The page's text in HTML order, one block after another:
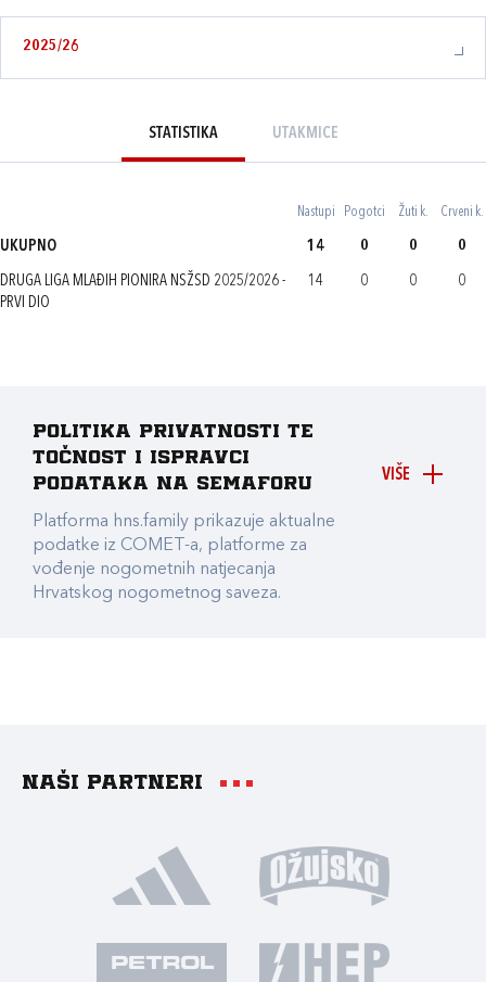
2025/26
STATISTIKA UTAKMICE
Nastupi Pogotci Žuti k. Crveni k.
UKUPNO 14 0 0 0
DRUGA LIGA MLAĐIH PIONIRA NSŽSD 2025/2026 -
PRVI DIO
14 0 0 0
VIŠE
Politika privatnosti te
točnost i ispravci
podataka na Semaforu
Platforma hns.family prikazuje aktualne
podatke iz COMET-a, platforme za
vođenje nogometnih natjecanja
Hrvatskog nogometnog saveza.
Naši partneri